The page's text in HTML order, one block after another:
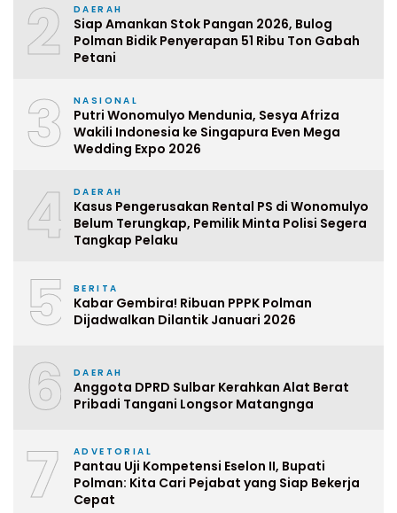
2 DAERAH
Siap Amankan Stok Pangan 2026, Bulog
Polman Bidik Penyerapan 51 Ribu Ton Gabah
Petani
3 NASIONAL
Putri Wonomulyo Mendunia, Sesya Afriza
Wakili Indonesia ke Singapura Even Mega
Wedding Expo 2026
4 DAERAH
Kasus Pengerusakan Rental PS di Wonomulyo
Belum Terungkap, Pemilik Minta Polisi Segera
Tangkap Pelaku
5 BERITA
Kabar Gembira! Ribuan PPPK Polman
Dijadwalkan Dilantik Januari 2026
6 DAERAH
Anggota DPRD Sulbar Kerahkan Alat Berat
Pribadi Tangani Longsor Matangnga
7 ADVETORIAL
Pantau Uji Kompetensi Eselon II, Bupati
Polman: Kita Cari Pejabat yang Siap Bekerja
Cepat